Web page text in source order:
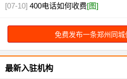
化火热报名中[图]
[07-10] 400电话如何收费[图]
免费发布一条郑州同城
最新入驻机构